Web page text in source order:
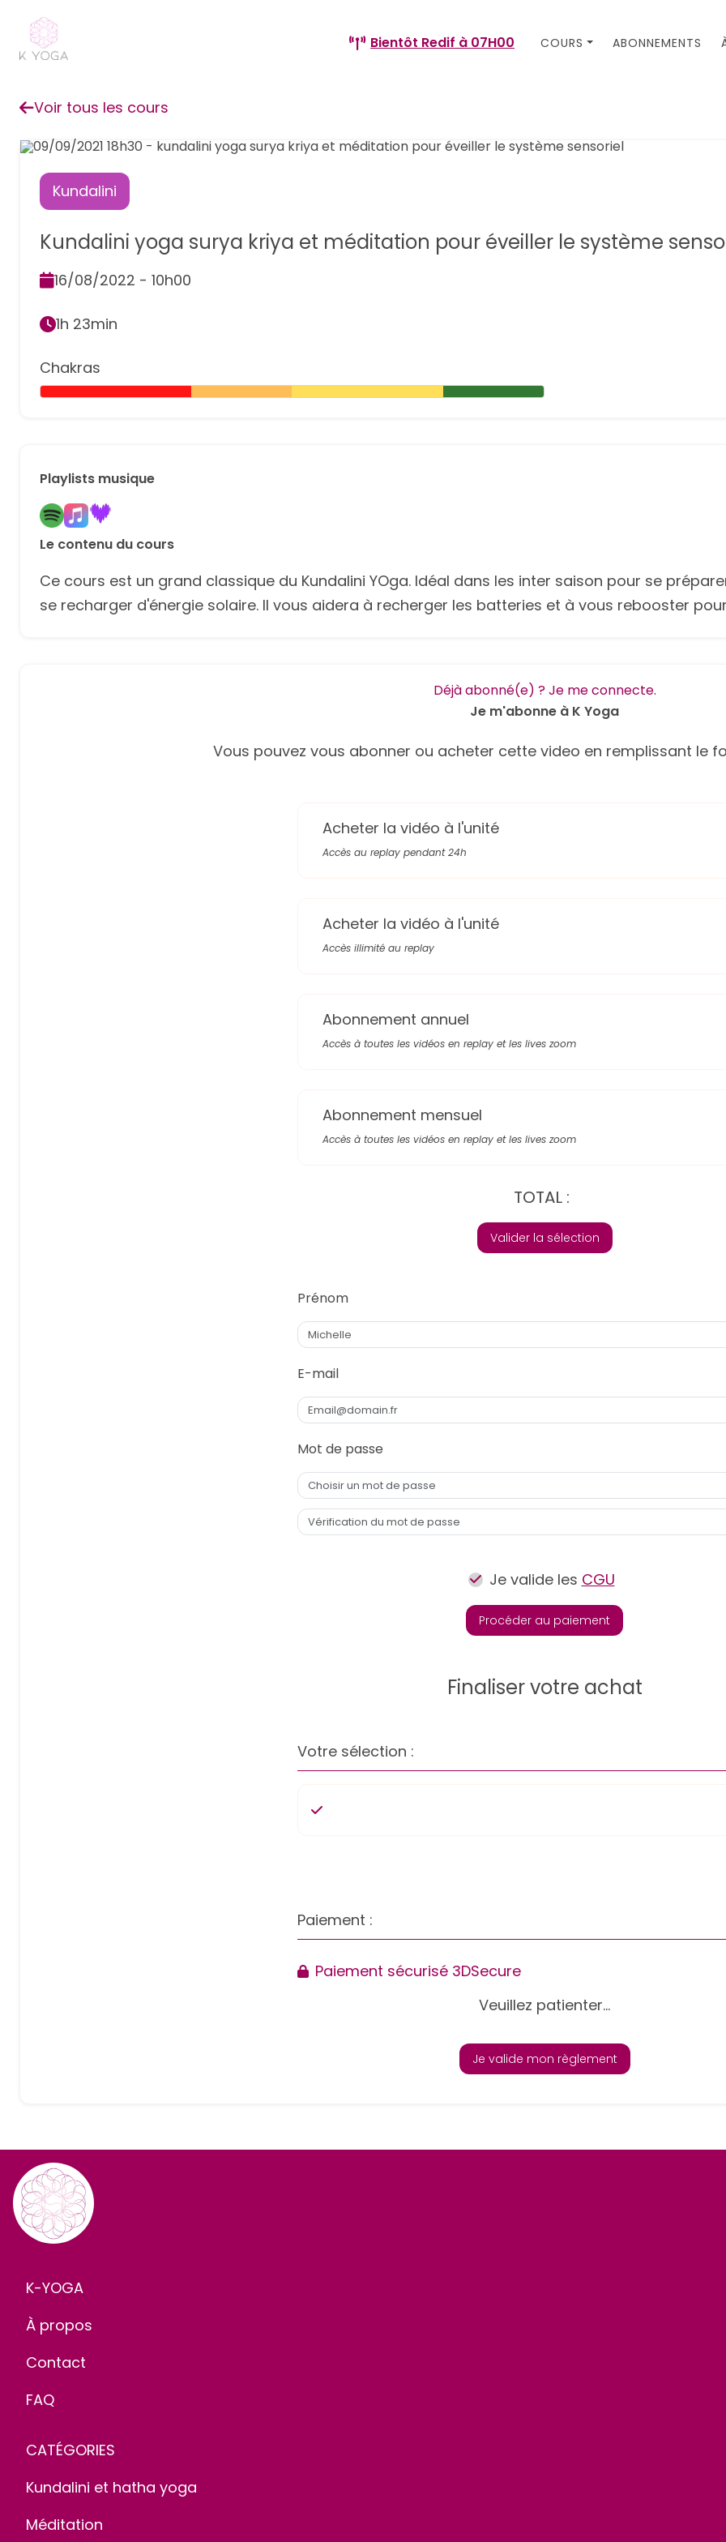
Bientôt Redif à 07H00 COURS ABONNEMENTS
Voir tous les cours
Kundalini
Chakras
Kundalini yoga surya kriya et méditation pour éveiller le système
16/08/2022 - 10h00
1h 23min
Playlists musique
Le contenu du cours
Ce cours est un grand classique du Kundalini YOga. Idéal dans les inter saison pour se
se recharger d'énergie solaire. Il vous aidera à recherger les batteries et à vous rebooster
Déjà abonné(e) ? Je me connecte.
Je m'abonne à K Yoga
Vous pouvez vous abonner ou acheter cette video en remplissant le
Acheter la vidéo à l'unité
Accès au replay pendant 24h
Acheter la vidéo à l'unité
Accès illimité au replay
Abonnement annuel
Accès à toutes les vidéos en replay et les lives zoom
Abonnement mensuel
Accès à toutes les vidéos en replay et les lives zoom
TOTAL :
Valider la sélection
Prénom
E-mail
Mot de passe
Je valide les CGU
Procéder au paiement
Finaliser votre achat
Votre sélection :
Paiement :
Paiement sécurisé 3DSecure
Veuillez patienter...
Je valide mon règlement
K-YOGA
À propos
Contact
FAQ
CATÉGORIES
Kundalini et hatha yoga
Méditation